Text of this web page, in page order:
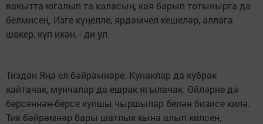
вакытта югалып та каласың, кая барып тотынырга да
белмисең. Изге күңелле, ярдәмчел кешеләр, аллага
шөкер, күп икән, - ди ул.
Тиздән Яңа ел бәйрәмнәре. Кунаклар да күбрәк
кайтачак, мунчалар да ешрак ягылачак. Өйләрне дә
берсеннән-берсе купшы чыршылар белән бизисе килә.
Тик бәйрәмнәр бары шатлык кына алып килсен,